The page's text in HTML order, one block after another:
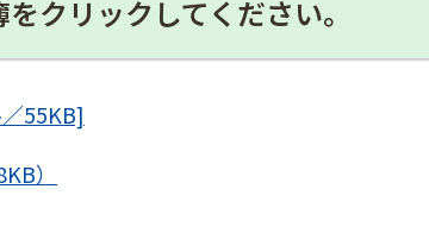
クリックしてください。
55KB]
）